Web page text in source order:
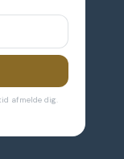
afmelde dig.